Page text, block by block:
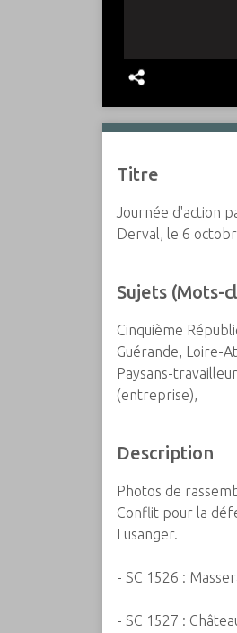
Titre
Journée d'action
Derval, le 6
Sujets (Mots-
Cinquième
Guérande, Loire-
Paysans-
(entreprise),
Description
Photos de
Conflit pour la
Lusanger.
- SC 1526 :
- SC 1527 :